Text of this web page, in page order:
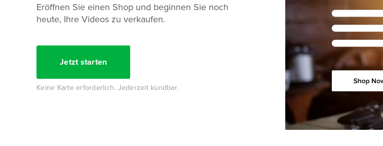
Eröffnen Sie einen Shop und beginnen Sie noch
heute, Ihre Videos zu verkaufen.
Jetzt starten
Keine Karte erforderlich. Jederzeit kündbar.